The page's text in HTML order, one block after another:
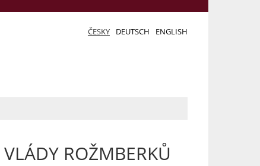
ČESKY DEUTSCH ENGLISH
ROŽMBERKŮ